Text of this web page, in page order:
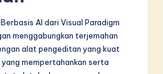
AI dari Visual Paradigm
menggabungkan terjemahan
alat pengeditan yang kuat
yang mempertahankan serta